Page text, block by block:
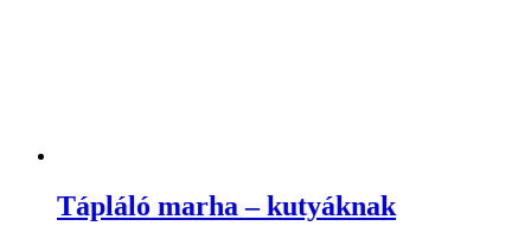
Tápláló marha – kutyáknak